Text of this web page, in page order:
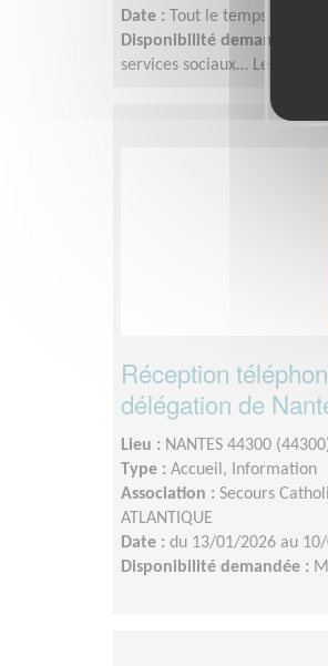
Date : Tout le temps
Disponibilité demandée :
services sociaux… Les
Réception
délégation de
Lieu : NANTES 44300
Type : Accueil, Information
Association : Secours
ATLANTIQUE
Date : du 13/01/2026 au
Disponibilité demandée :